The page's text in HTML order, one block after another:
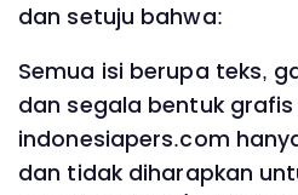
dan setuju bahwa:
Semua isi berupa teks,
dan segala bentuk grafis
indonesiapers.com
dan tidak diharapkan